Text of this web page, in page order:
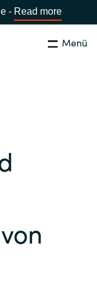
- Read more
Menü
Schliessen